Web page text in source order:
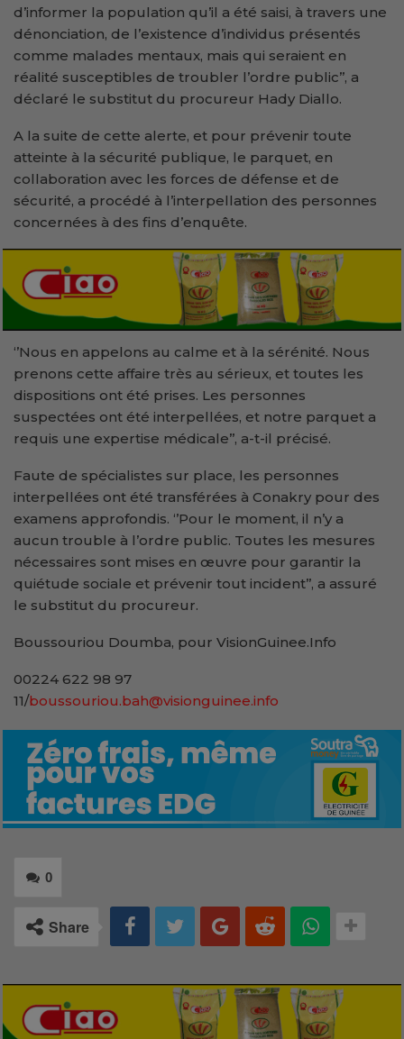
d’informer la population qu’il a été saisi, à travers une
dénonciation, de l’existence d’individus présentés
comme malades mentaux, mais qui seraient en
réalité susceptibles de troubler l’ordre public’’, a
déclaré le substitut du procureur Hady Diallo.
A la suite de cette alerte, et pour prévenir toute
atteinte à la sécurité publique, le parquet, en
collaboration avec les forces de défense et de
sécurité, a procédé à l’interpellation des personnes
concernées à des fins d’enquête.
‘’Nous en appelons au calme et à la sérénité. Nous
prenons cette affaire très au sérieux, et toutes les
dispositions ont été prises. Les personnes
suspectées ont été interpellées, et notre parquet a
requis une expertise médicale’’, a-t-il précisé.
Faute de spécialistes sur place, les personnes
interpellées ont été transférées à Conakry pour des
examens approfondis. ‘’Pour le moment, il n’y a
aucun trouble à l’ordre public. Toutes les mesures
nécessaires sont mises en œuvre pour garantir la
quiétude sociale et prévenir tout incident’’, a assuré
le substitut du procureur.
Boussouriou Doumba, pour VisionGuinee.Info
00224 622 98 97
11/boussouriou.bah@visionguinee.info
0
Share